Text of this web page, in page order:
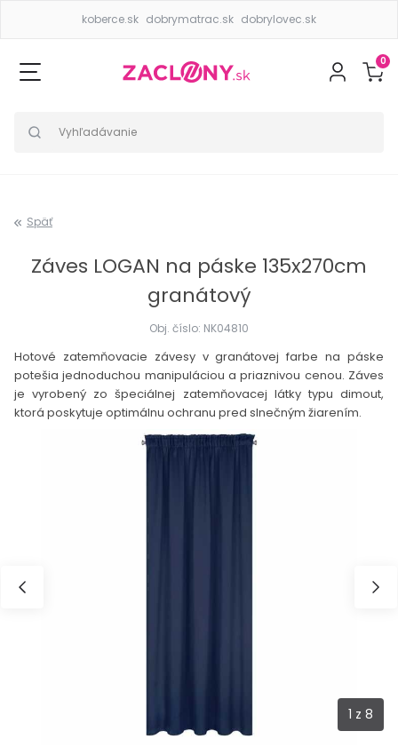
koberce.sk dobrymatrac.sk dobrylovec.sk
0
Späť
Záves LOGAN na páske 135x270cm
granátový
Obj. číslo: NK04810
Hotové zatemňovacie závesy v granátovej farbe na páske
potešia jednoduchou manipuláciou a priaznivou cenou. Záves
je vyrobený zo špeciálnej zatemňovacej látky typu dimout,
ktorá poskytuje optimálnu ochranu pred slnečným žiarením.
1 z 8